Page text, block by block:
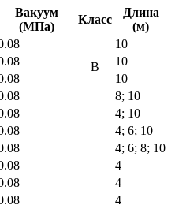
Вакуум
(МПа)
Класс
Длина
(м)
В
10
10
10
8; 10
4; 10
4; 6; 10
4; 6; 8; 10
4
4
4